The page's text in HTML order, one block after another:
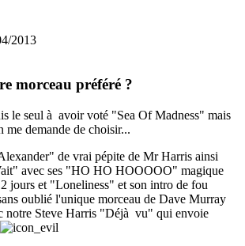
2013
morceau préféré ?
le seul à avoir voté "Sea Of Madness" mais
me demande de choisir...
de vrai pépite de Mr Harris ainsi
avec ses "HO HO HOOOOO" magique
jours et "Loneliness" et son intro de fou
oublié l'unique morceau de Dave Murray
notre Steve Harris "Déjà vu" qui envoie